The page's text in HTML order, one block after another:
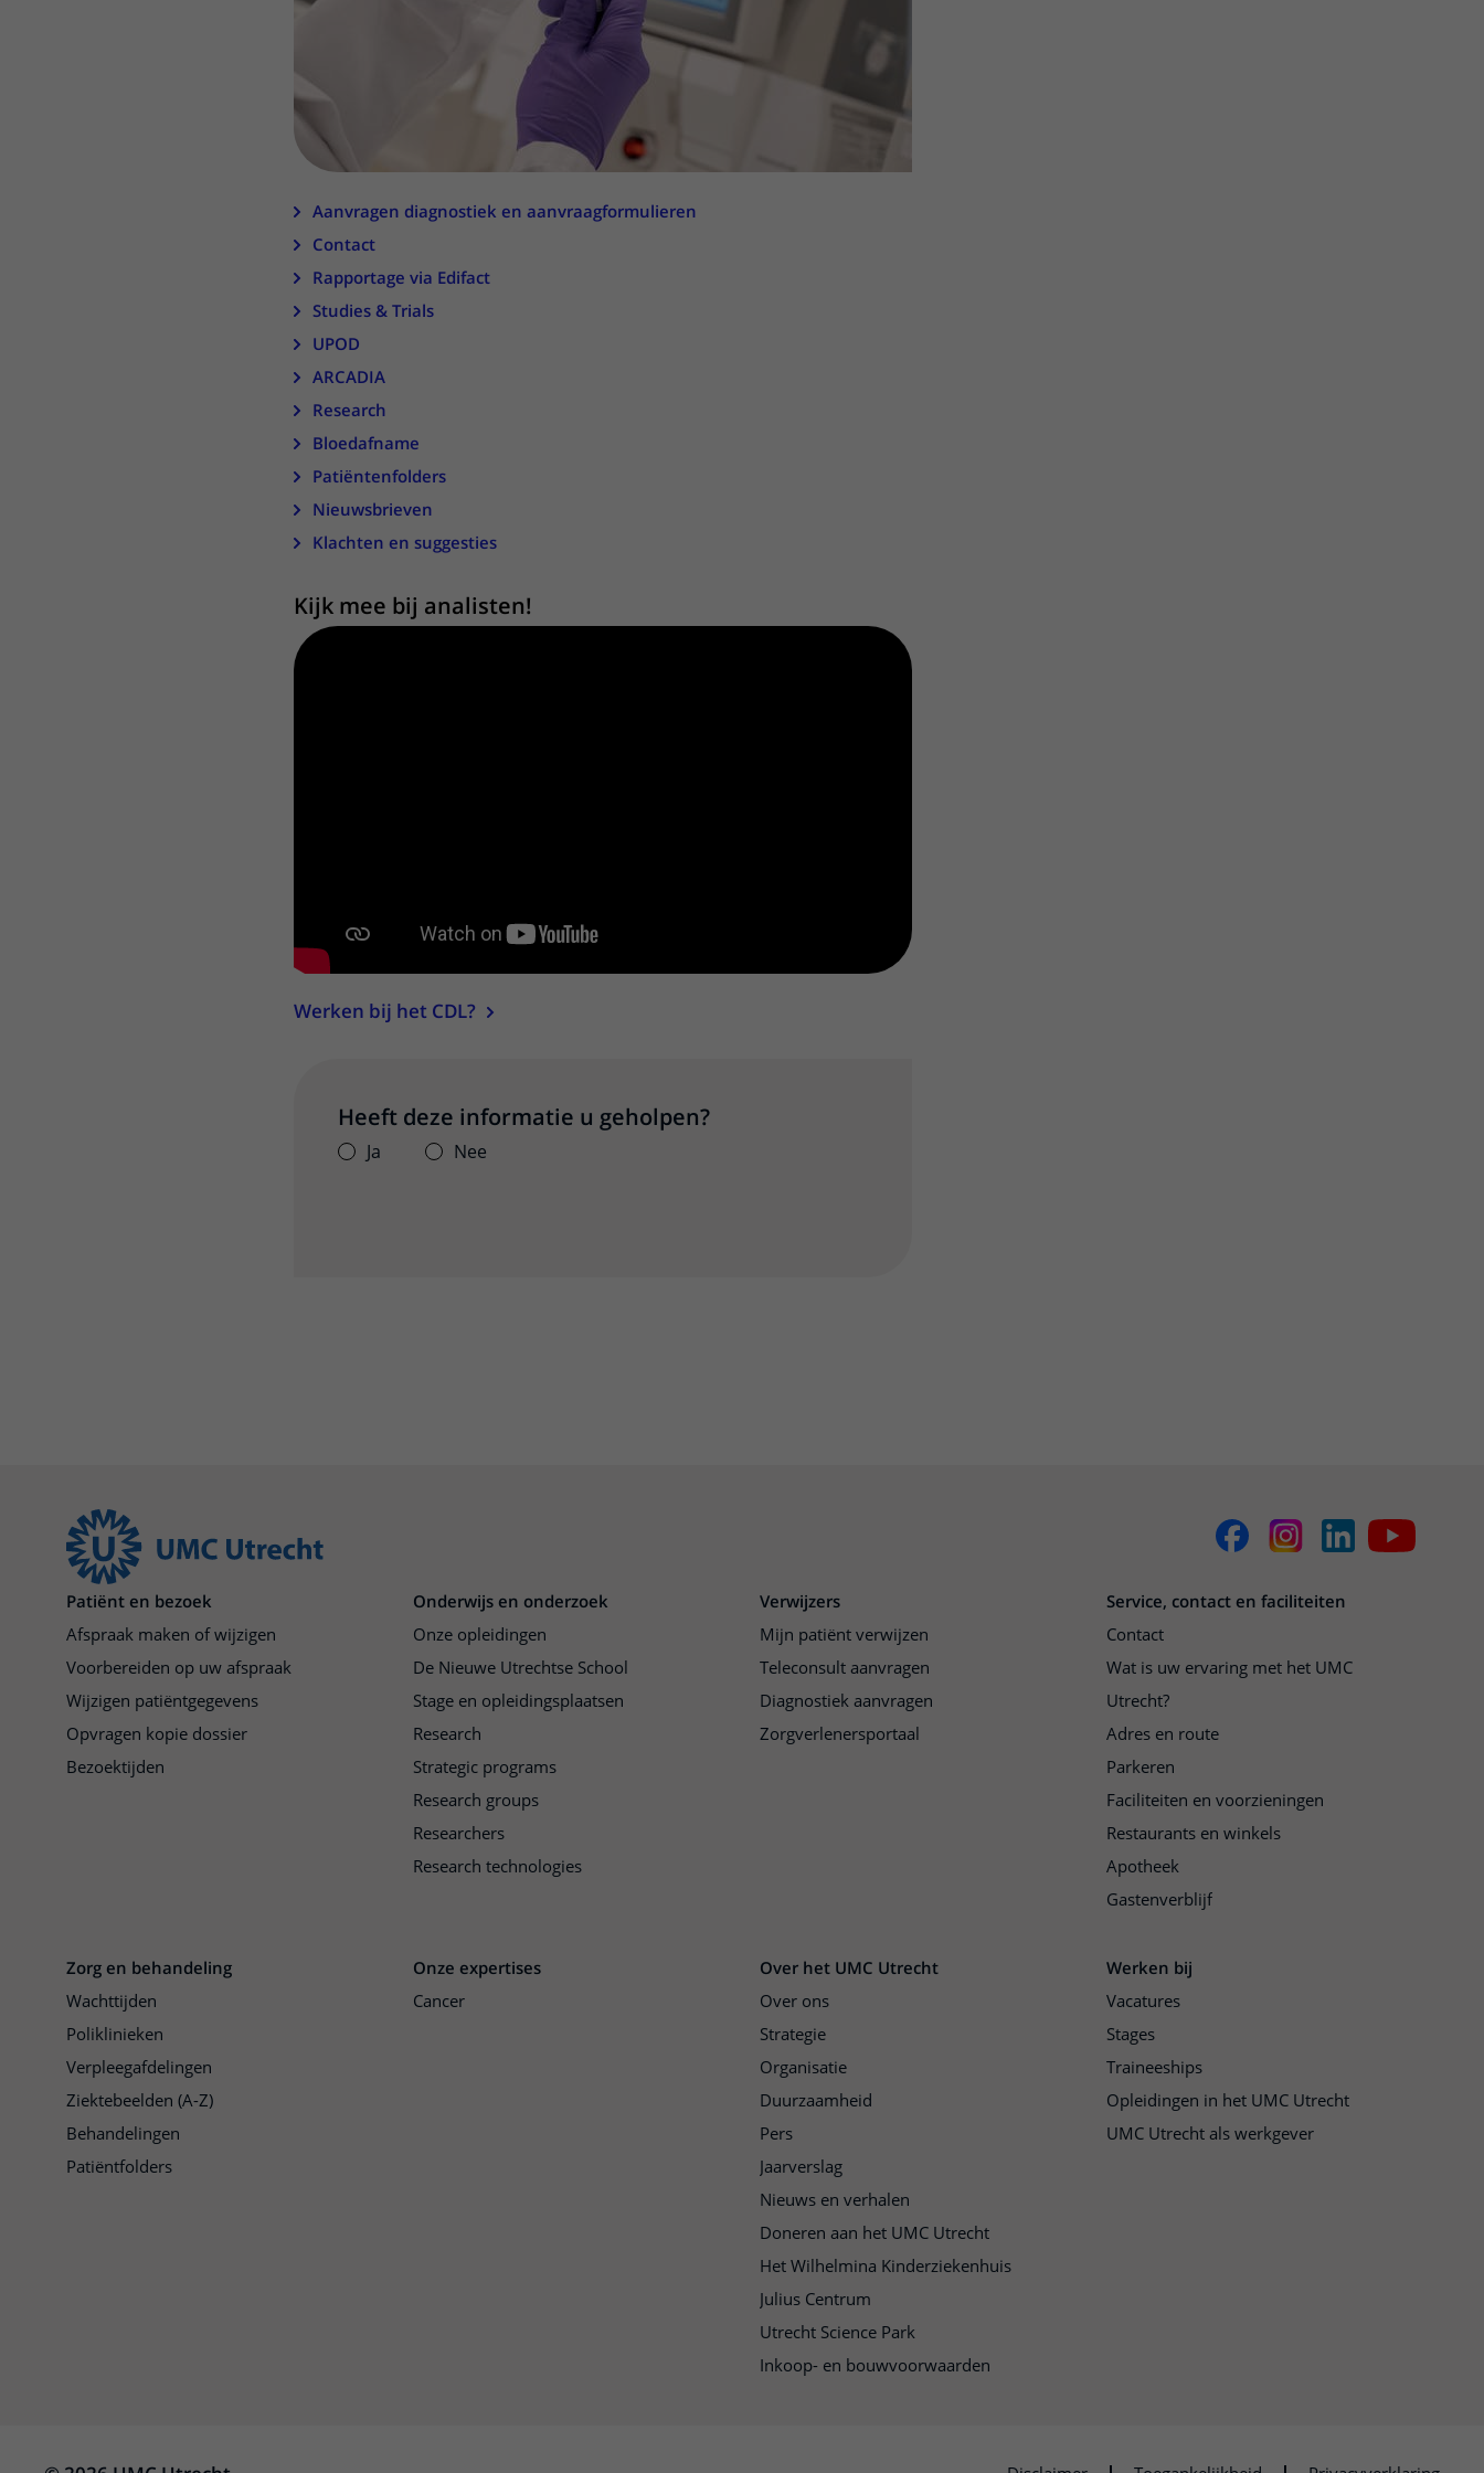
Aanvragen diagnostiek en aanvraagformulieren
Contact
Rapportage via Edifact
Studies & Trials
UPOD
ARCADIA
Research
Bloedafname
Patiëntenfolders
Nieuwsbrieven
Klachten en suggesties
Kijk mee bij analisten!
Werken bij het CDL?
Heeft deze informatie u geholpen?
Ja Nee
Patiënt en bezoek
Afspraak maken of wijzigen
Voorbereiden op uw afspraak
Wijzigen patiëntgegevens
Opvragen kopie dossier
Bezoektijden
Onderwijs en onderzoek
Onze opleidingen
De Nieuwe Utrechtse School
Stage en opleidingsplaatsen
Research
Strategic programs
Research groups
Researchers
Research technologies
Verwijzers
Mijn patiënt verwijzen
Teleconsult aanvragen
Diagnostiek aanvragen
Zorgverlenersportaal
Service, contact en faciliteiten
Contact
Wat is uw ervaring met het UMC
Utrecht?
Adres en route
Parkeren
Faciliteiten en voorzieningen
Restaurants en winkels
Apotheek
Gastenverblijf
Zorg en behandeling
Wachttijden
Poliklinieken
Verpleegafdelingen
Ziektebeelden (A-Z)
Behandelingen
Patiëntfolders
Onze expertises
Cancer
Over het UMC Utrecht
Over ons
Strategie
Organisatie
Duurzaamheid
Pers
Jaarverslag
Nieuws en verhalen
Doneren aan het UMC Utrecht
Het Wilhelmina Kinderziekenhuis
Julius Centrum
Utrecht Science Park
Inkoop- en bouwvoorwaarden
Werken bij
Vacatures
Stages
Traineeships
Opleidingen in het UMC Utrecht
UMC Utrecht als werkgever